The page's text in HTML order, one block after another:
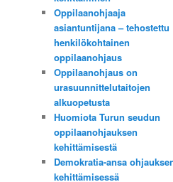
Oppilaanohjaaja
asiantuntijana – tehostettu
henkilökohtainen
oppilaanohjaus
Oppilaanohjaus on
urasuunnittelutaitojen
alkuopetusta
Huomiota Turun seudun
oppilaanohjauksen
kehittämisestä
Demokratia-ansa
kehittämisessä